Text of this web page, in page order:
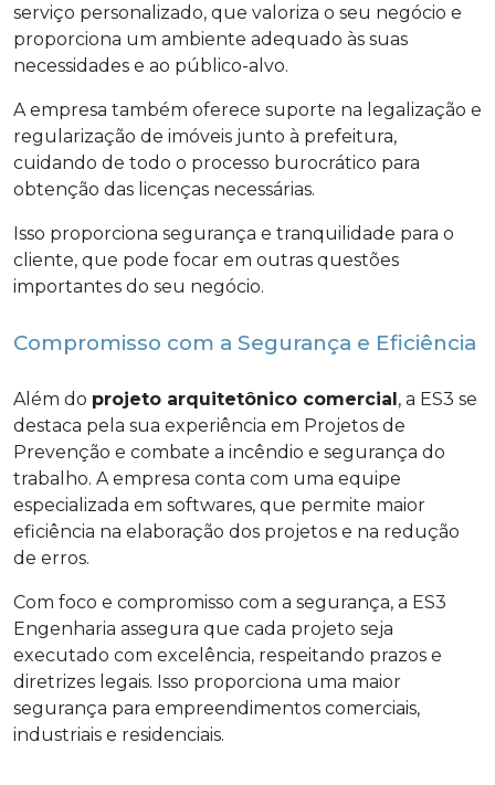
serviço personalizado, que valoriza o seu negócio e
proporciona um ambiente adequado às suas
necessidades e ao público-alvo.
A empresa também oferece suporte na legalização e
regularização de imóveis junto à prefeitura,
cuidando de todo o processo burocrático para
obtenção das licenças necessárias.
Isso proporciona segurança e tranquilidade para o
cliente, que pode focar em outras questões
importantes do seu negócio.
Compromisso com a Segurança e Eficiência
Além do projeto arquitetônico comercial, a ES3 se
destaca pela sua experiência em Projetos de
Prevenção e combate a incêndio e segurança do
trabalho. A empresa conta com uma equipe
especializada em softwares, que permite maior
eficiência na elaboração dos projetos e na redução
de erros.
Com foco e compromisso com a segurança, a ES3
Engenharia assegura que cada projeto seja
executado com excelência, respeitando prazos e
diretrizes legais. Isso proporciona uma maior
segurança para empreendimentos comerciais,
industriais e residenciais.